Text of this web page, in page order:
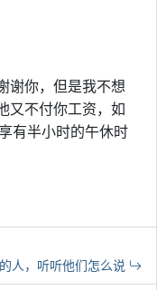
谢你，但是我不想
又不付你工资，如
有半小时的午休时
人，听听他们怎么说